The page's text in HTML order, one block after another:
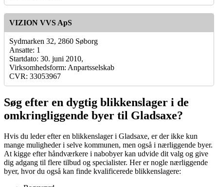
VIZION VVS ApS
Sydmarken 32, 2860 Søborg
Ansatte: 1
Startdato: 30. juni 2010,
Virksomhedsform: Anpartsselskab
CVR: 33053967
Søg efter en dygtig blikkenslager i de
omkringliggende byer til Gladsaxe?
Hvis du leder efter en blikkenslager i Gladsaxe, er der ikke kun
mange muligheder i selve kommunen, men også i nærliggende byer.
At kigge efter håndværkere i nabobyer kan udvide dit valg og give
dig adgang til flere tilbud og specialister. Her er nogle nærliggende
byer, hvor du også kan finde kvalificerede blikkenslagere: